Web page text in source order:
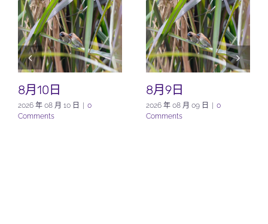
8月10日
2026 年 08 月 10 日
0
Comments
8月9日
2026 年 08 月 09 日
0
Comments